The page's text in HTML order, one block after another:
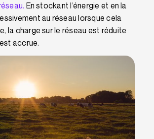
En stockant l’énergie et en la
au réseau lorsque cela
la charge sur le réseau est réduite
accrue.